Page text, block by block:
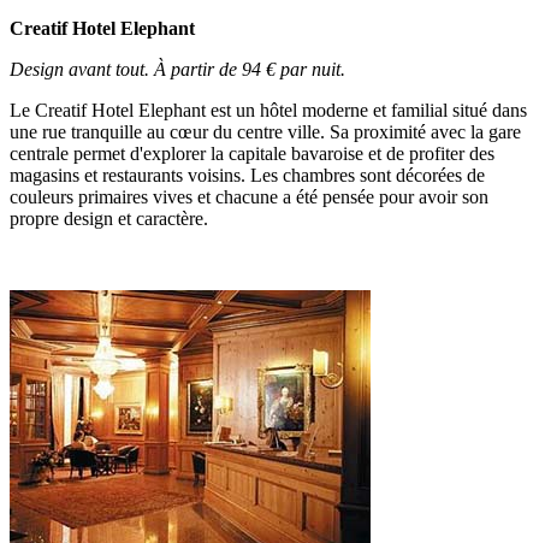
Creatif Hotel Elephant
Design avant tout. À partir de 94 € par nuit.
Le Creatif Hotel Elephant est un hôtel moderne et familial situé dans
une rue tranquille au cœur du centre ville. Sa proximité avec la gare
centrale permet d'explorer la capitale bavaroise et de profiter des
magasins et restaurants voisins. Les chambres sont décorées de
couleurs primaires vives et chacune a été pensée pour avoir son
propre design et caractère.